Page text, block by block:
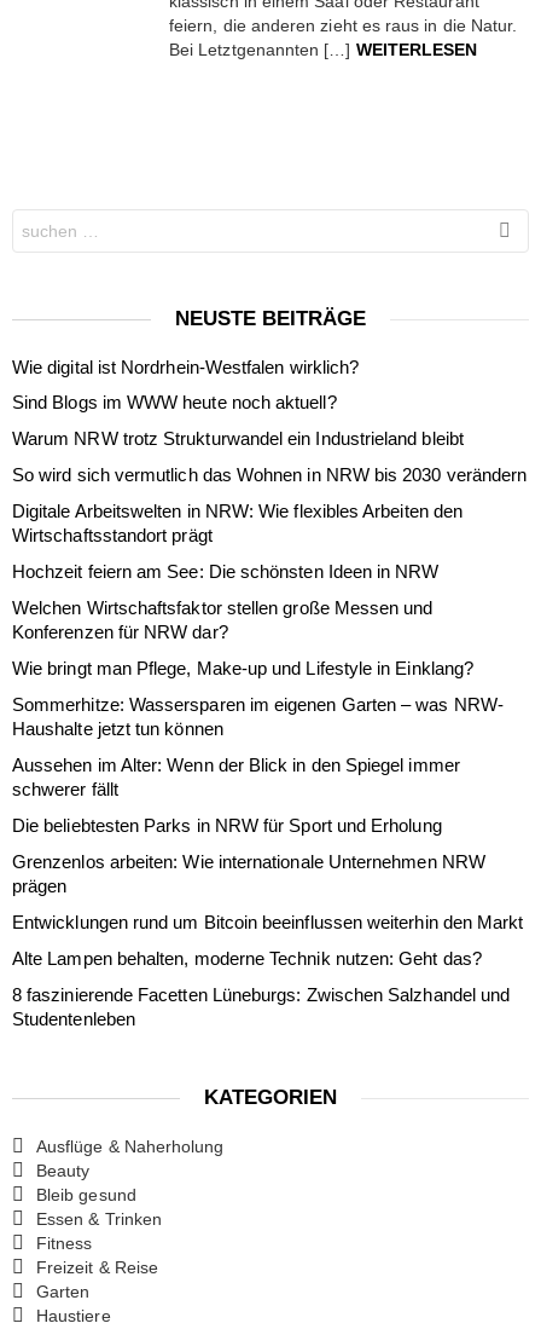
feiern, die anderen zieht es raus in die Natur.
Bei Letztgenannten […] WEITERLESEN
for:
NEUSTE BEITRÄGE
Wie digital ist Nordrhein-Westfalen wirklich?
Sind Blogs im WWW heute noch aktuell?
Warum NRW trotz Strukturwandel ein Industrieland bleibt
So wird sich vermutlich das Wohnen in NRW bis 2030 verändern
Digitale Arbeitswelten in NRW: Wie flexibles Arbeiten den
Wirtschaftsstandort prägt
Hochzeit feiern am See: Die schönsten Ideen in NRW
Welchen Wirtschaftsfaktor stellen große Messen und
Konferenzen für NRW dar?
Wie bringt man Pflege, Make-up und Lifestyle in Einklang?
Sommerhitze: Wassersparen im eigenen Garten – was NRW-
Haushalte jetzt tun können
Aussehen im Alter: Wenn der Blick in den Spiegel immer
schwerer fällt
Die beliebtesten Parks in NRW für Sport und Erholung
Grenzenlos arbeiten: Wie internationale Unternehmen NRW
prägen
Entwicklungen rund um Bitcoin beeinflussen weiterhin den Markt
Alte Lampen behalten, moderne Technik nutzen: Geht das?
8 faszinierende Facetten Lüneburgs: Zwischen Salzhandel und
Studentenleben
KATEGORIEN
Ausflüge & Naherholung
Beauty
Bleib gesund
Essen & Trinken
Fitness
Freizeit & Reise
Garten
Haustiere